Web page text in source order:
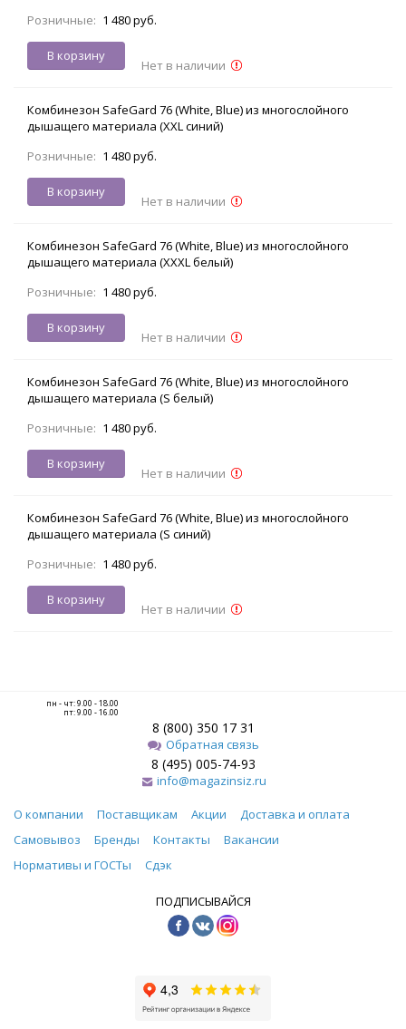
Розничные: 1 480 руб.
В корзину
Нет в наличии
Комбинезон SafeGard 76 (White, Blue) из многослойного
дышащего материала (XXL синий)
Розничные: 1 480 руб.
В корзину
Нет в наличии
Комбинезон SafeGard 76 (White, Blue) из многослойного
дышащего материала (XXXL белый)
Розничные: 1 480 руб.
В корзину
Нет в наличии
Комбинезон SafeGard 76 (White, Blue) из многослойного
дышащего материала (S белый)
Розничные: 1 480 руб.
В корзину
Нет в наличии
Комбинезон SafeGard 76 (White, Blue) из многослойного
дышащего материала (S синий)
Розничные: 1 480 руб.
В корзину
Нет в наличии
пн - чт: 9.00 - 18.00
пт: 9.00 - 16.00
8 (800) 350 17 31
Обратная связь
8 (495) 005-74-93
info@magazinsiz.ru
О компании Поставщикам Акции
Доставка и оплата
Самовывоз
Бренды Контакты
Вакансии
Нормативы и ГОСТы
Сдэк
ПОДПИСЫВАЙСЯ